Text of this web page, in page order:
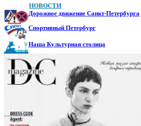
НОВОСТИ
Дорожное движение Санкт-Петербурга
Спортивный Петербург
Наша Культурная столица